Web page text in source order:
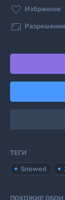
 Избранное
 Разрешение
ТЕГИ
Snowed
ПОХОЖИЕ ОБОИ